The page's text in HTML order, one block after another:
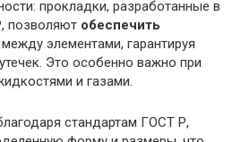
прокладки, разработанные в
позволяют обеспечить
элементами, гарантируя
Это особенно важно при
и газами.
стандартам ГОСТ Р,